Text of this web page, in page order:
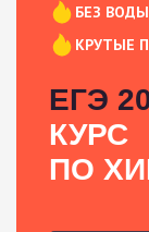
БЕЗ ВОДЫ
КРУТЫЕ
ЕГЭ
КУРС
ПО